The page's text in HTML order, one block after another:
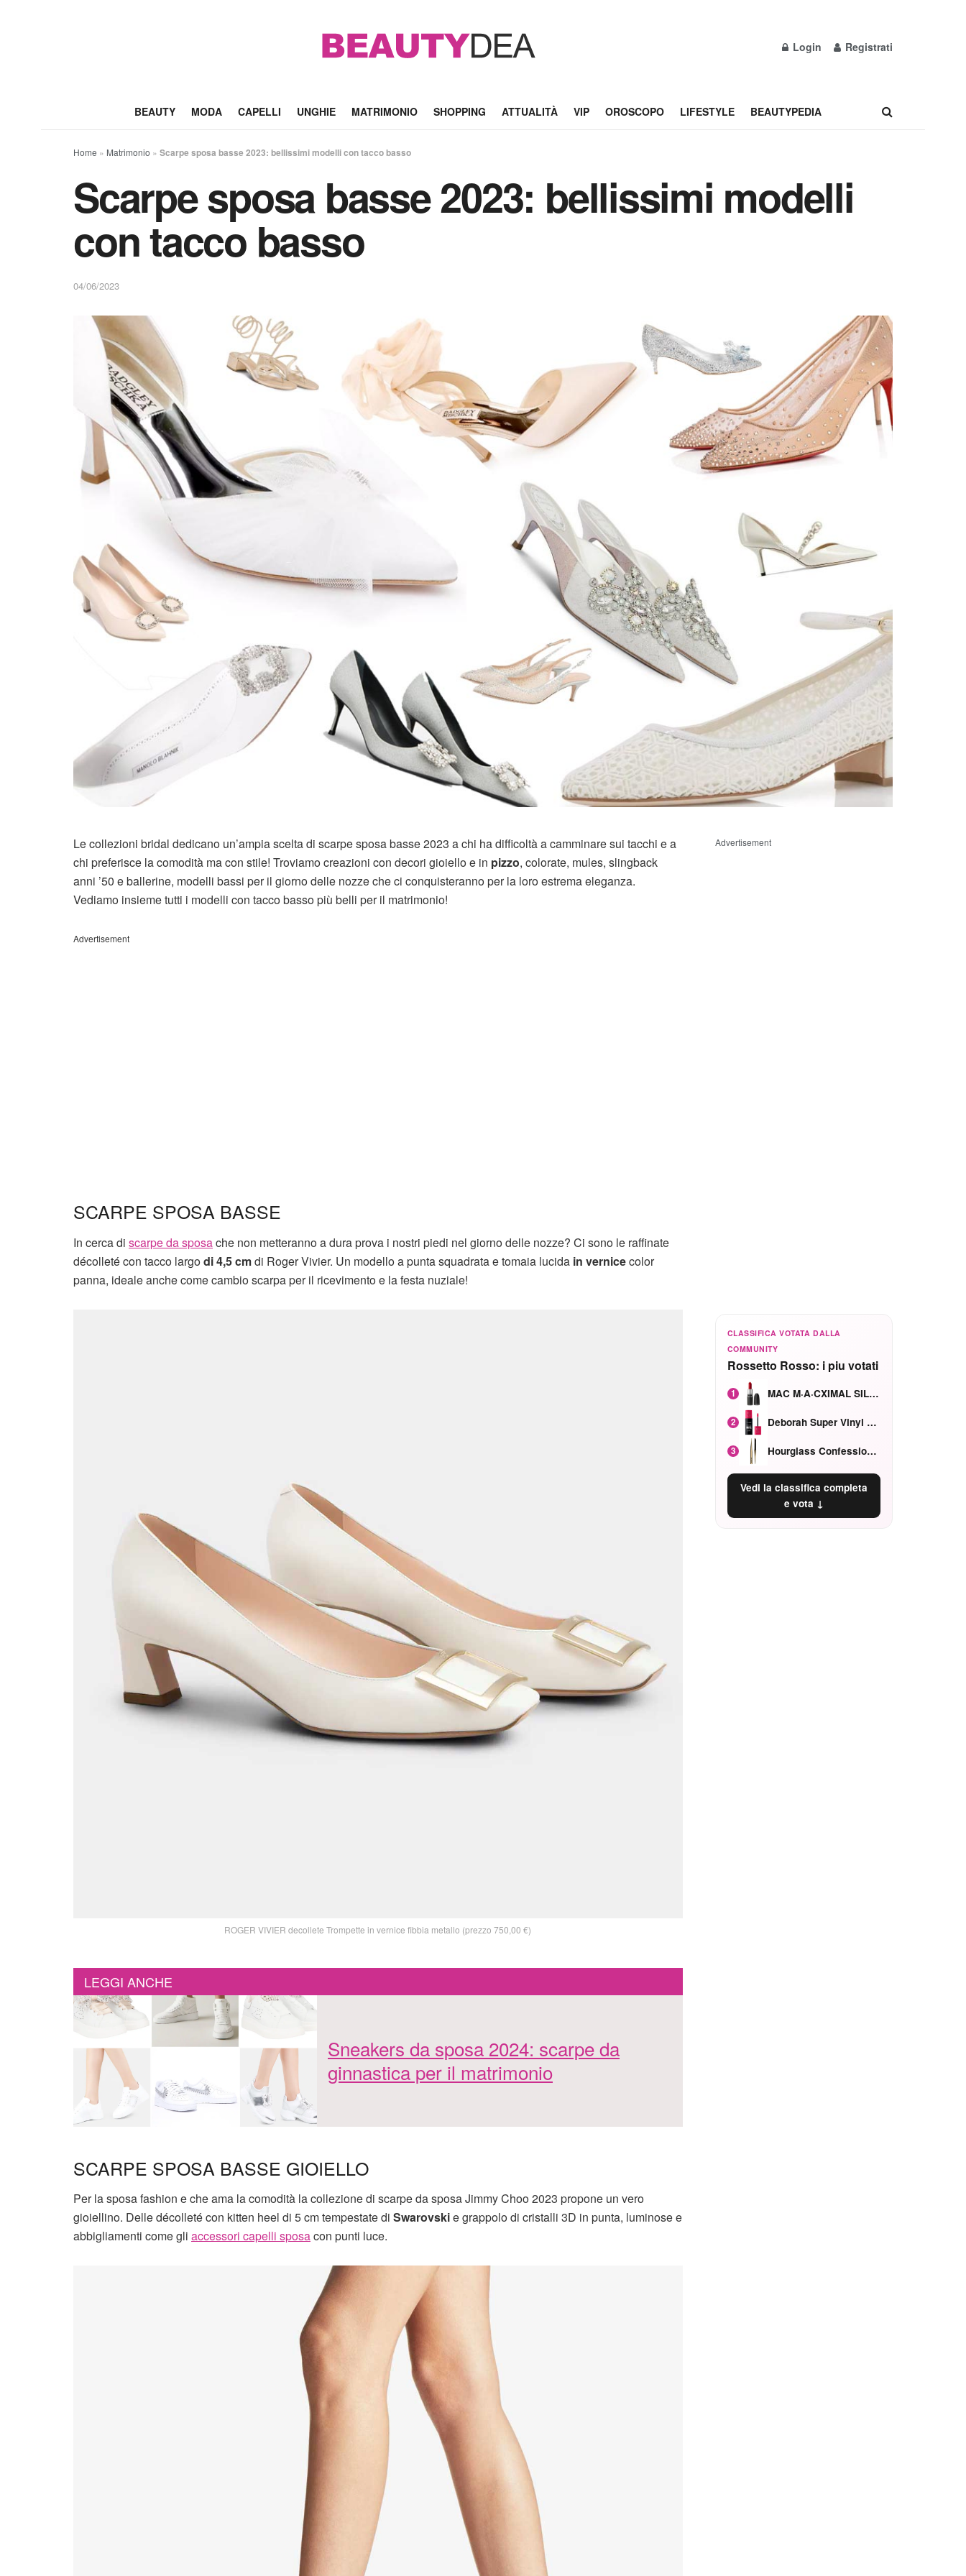
Login Registrati
BEAUTY MODA CAPELLI UNGHIE MATRIMONIO SHOPPING ATTUALITÀ VIP OROSCOPO LIFESTYLE BEAUTYPEDIA
Home » Matrimonio » Scarpe sposa basse 2023: bellissimi modelli con tacco basso
Scarpe sposa basse 2023: bellissimi modelli
con tacco basso
04/06/2023
Le collezioni bridal dedicano un’ampia scelta di scarpe sposa basse 2023 a chi ha difficoltà a camminare sui tacchi e a
chi preferisce la comodità ma con stile! Troviamo creazioni con decori gioiello e in pizzo, colorate, mules, slingback
anni ’50 e ballerine, modelli bassi per il giorno delle nozze che ci conquisteranno per la loro estrema eleganza.
Vediamo insieme tutti i modelli con tacco basso più belli per il matrimonio!
Advertisement
SCARPE SPOSA BASSE
In cerca di scarpe da sposache non metteranno a dura prova i nostri piedi nel giorno delle nozze? Ci sono le raffinate
décolleté con tacco largodi 4,5 cmdi Roger Vivier. Un modello a punta squadrata e tomaia lucida in vernicecolor
panna, ideale anche come cambio scarpa per il ricevimento e la festa nuziale!
ROGER VIVIER decollete Trompette in vernice fibbia metallo (prezzo 750,00 €)
LEGGI ANCHE
Sneakers da sposa 2024: scarpe da
ginnastica per il matrimonio
SCARPE SPOSA BASSE GIOIELLO
Per la sposa fashion e che ama la comodità la collezione di scarpe da sposa Jimmy Choo 2023 propone un vero
gioiellino. Delle décolleté con kitten heel di 5 cm tempestate di Swarovskie grappolo di cristalli 3D in punta, luminose e
abbigliamenti come gli accessori capelli sposacon punti luce.
Advertisement
CLASSIFICA VOTATA DALLA
COMMUNITY
Rossetto Rosso: i piu votati
1 MAC M·A·CXIMAL SILKY MATTE Red Rock mat
2 Deborah Super Vinyl Shake Rosa Ciliegia
3 Hourglass Confession Ricaricabile Ultra Preciso Ad Alta Intensità Secretly Classic Red
Vedi la classifica completa
e vota ↓